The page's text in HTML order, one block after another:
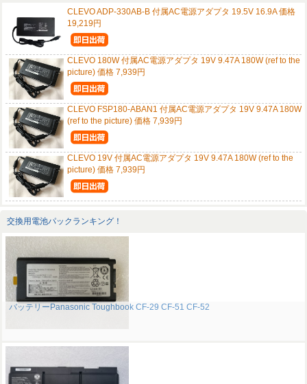
CLEVO ADP-330AB-B 付属AC電源アダプタ 19.5V 16.9A 価格
19,219円
CLEVO 180W 付属AC電源アダプタ 19V 9.47A 180W (ref to the
picture) 価格 7,939円
CLEVO FSP180-ABAN1 付属AC電源アダプタ 19V 9.47A 180W
(ref to the picture) 価格 7,939円
CLEVO 19V 付属AC電源アダプタ 19V 9.47A 180W (ref to the
picture) 価格 7,939円
交換用電池パックランキング！
バッテリーPanasonic Toughbook CF-29 CF-51 CF-52